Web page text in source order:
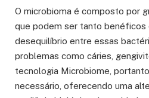
O microbioma é composto por
que podem ser tanto benéficos
desequilíbrio entre essas
problemas como cáries,
tecnologia Microbiome,
necessário, oferecendo uma